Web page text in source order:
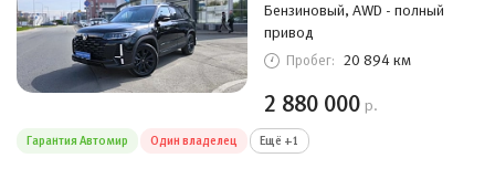
Бензиновый, AWD - полный
привод
Пробег: 20 894 км
2 880 000 р.
Гарантия Автомир Один владелец Ещё +1